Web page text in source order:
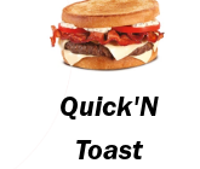
Quick'N
Toast